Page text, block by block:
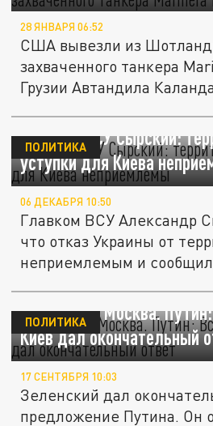
28 ЯНВАРЯ 06:52
США вывезли из
захваченного танкера
Грузии Автандила
Главком ВСУ Сырский:
уступки для Киева
ПОЛИТИКА
06 ДЕКАБРЯ 10:50
Главком ВСУ Александр
что отказ Украины от
неприемлемым и сообщил
Зеленский. Москва.
Киев дал окончательный
ПОЛИТИКА
17 СЕНТЯБРЯ 10:03
Зеленский дал
предложение Путина. Он